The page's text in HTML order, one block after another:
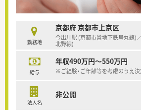
勤務地
京都府 京都市上京区
今出川駅 (京都市営地下鉄烏丸線)
北野線)
給与
年収490万円～550万円
※ご経験・ご年齢等を考慮のうえ決
法人名
非公開